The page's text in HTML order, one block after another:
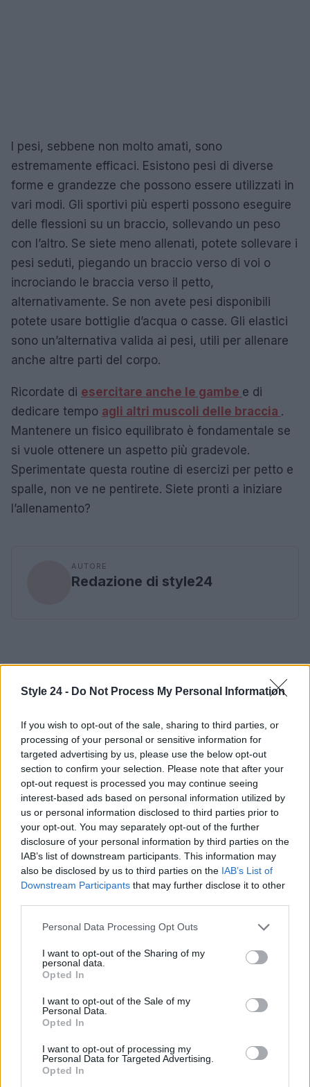
Style 24 - Do Not Process My Personal Information
If you wish to opt-out of the sale, sharing to third parties, or
processing of your personal or sensitive information for
targeted advertising by us, please use the below opt-out
section to confirm your selection. Please note that after your
opt-out request is processed you may continue seeing
interest-based ads based on personal information utilized by
us or personal information disclosed to third parties prior to
your opt-out. You may separately opt-out of the further
disclosure of your personal information by third parties on the
IAB’s list of downstream participants. This information may
also be disclosed by us to third parties on the IAB’s List of
Downstream Participants that may further disclose it to other
Please note that this website/app uses one or more Google
not limited to your visit or usage behaviour. You may click to
grant or deny consent to Google and its third-party tags to
use your data for below specified purposes in below Google
consent section.
Personal Data Processing Opt Outs
I want to opt-out of the Sharing of my
personal data.
Opted In
I want to opt-out of the Sale of my
Personal Data.
Opted In
I want to opt-out of processing my
Personal Data for Targeted Advertising.
Opted In
I pesi, sebbene non molto amati, sono
estremamente efficaci. Esistono pesi di diverse
forme e grandezze che possono essere utilizzati in
vari modi. Gli sportivi più esperti possono eseguire
delle flessioni su un braccio, sollevando un peso
con l’altro. Se siete meno allenati, potete sollevare i
pesi seduti, piegando un braccio verso di voi o
incrociando le braccia verso il petto,
alternativamente. Se non avete pesi disponibili
potete usare bottiglie d’acqua o casse. Gli elastici
sono un’alternativa valida ai pesi, utili per allenare
anche altre parti del corpo.
Ricordate di esercitare anche le gambe e di
dedicare tempo agli altri muscoli delle braccia .
Mantenere un fisico equilibrato è fondamentale se
si vuole ottenere un aspetto più gradevole.
Sperimentate questa routine di esercizi per petto e
spalle, non ve ne pentirete. Siete pronti a iniziare
l’allenamento?
AUTORE
Redazione di style24
FITNESS